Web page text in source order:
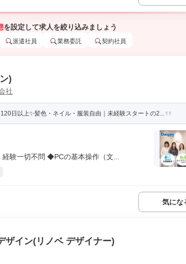
を設定して求人を絞り込みましょう
派遣社員 業務委託 契約社員
)
社
日以上✨髪色・ネイル・服装自由｜未経験スタートの2...
験一切不問 ◆PCの基本操作（文...
気にな
ザイン(リノベ デザイナー)